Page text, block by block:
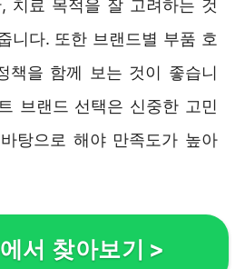
치료 목적을 잘 고려하는 것
니다. 또한 브랜드별 부품 호
책을 함께 보는 것이 좋습니
브랜드 선택은 신중한 고민
탕으로 해야 만족도가 높아
서 찾아보기 >